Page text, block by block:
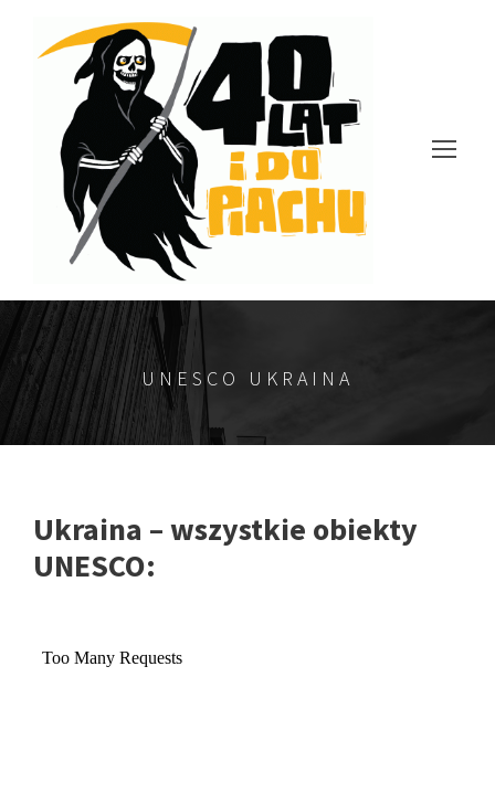
UNESCO UKRAINA
Ukraina – wszystkie obiekty
UNESCO: